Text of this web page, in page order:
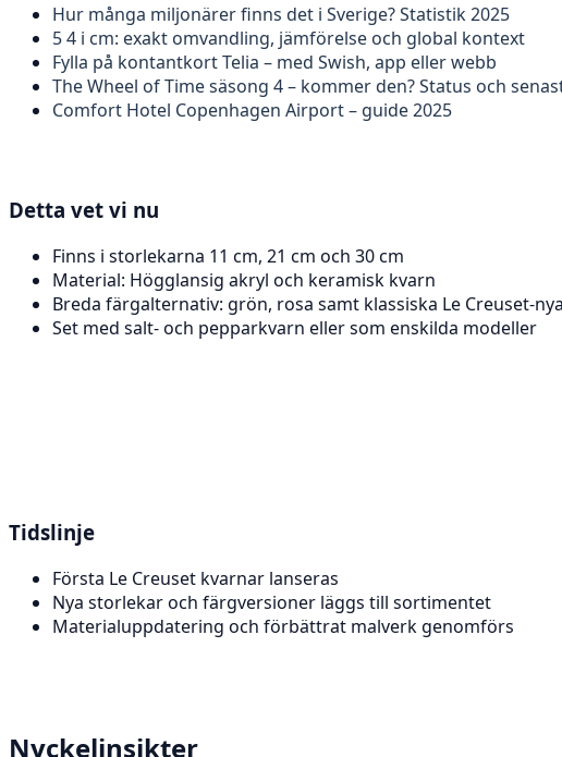
Hur många miljonärer finns det i Sverige? Statistik 2025
5 4 i cm: exakt omvandling, jämförelse och global kontext
Fylla på kontantkort Telia – med Swish, app eller webb
The Wheel of Time säsong 4 – kommer den? Status och
Comfort Hotel Copenhagen Airport – guide 2025
Detta vet vi nu
Finns i storlekarna 11 cm, 21 cm och 30 cm
Material: Högglansig akryl och keramisk kvarn
Breda färgalternativ: grön, rosa samt klassiska Le Creuset-
Set med salt- och pepparkvarn eller som enskilda modeller
Tidslinje
Första Le Creuset kvarnar lanseras
Nya storlekar och färgversioner läggs till sortimentet
Materialuppdatering och förbättrat malverk genomförs
Nyckelinsikter